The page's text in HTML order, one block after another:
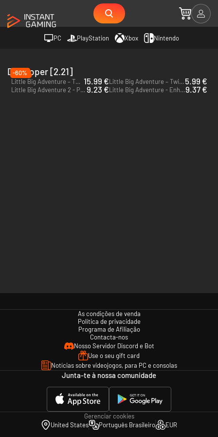
PC PlayStation Xbox Nintendo
Developer [2.21]
-60%
Little Big Adventure – Twinsen’s Quest Digital Deluxe Edition - PC (Steam) 15.99 € Little Big Adventure – Twinsen’s Quest - PC (Steam) 5.99 €
Little Big Adventure 2 - PC (Steam) 9.23 € Little Big Adventure - Enhanced Edition - PC (Steam)9.37 €
As condições de venda
Política de privacidade
Programa de Afiliação
Contacta-nos
Nosso Servidor Discord e Bot
Use o seu gift card
Notícias sobre videojogos, para PC e consolas
Junta-te à nossa comunidade
Gerenciar cookies
United States
Português Brasileiro EUR